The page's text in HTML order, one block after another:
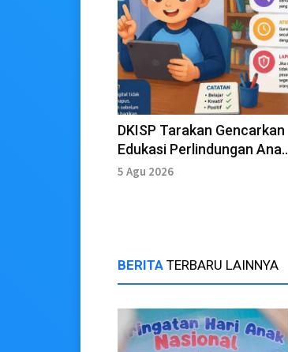
DKISP Tarakan Gencarkan
Edukasi Perlindungan Anak
di Ruang Digital
5 Agu 2026
BERITA TERBARU LAINNYA